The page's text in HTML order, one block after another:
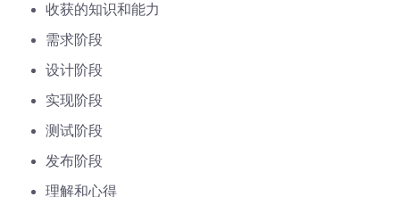
收获的知识和能力
需求阶段
设计阶段
实现阶段
测试阶段
发布阶段
理解和心得